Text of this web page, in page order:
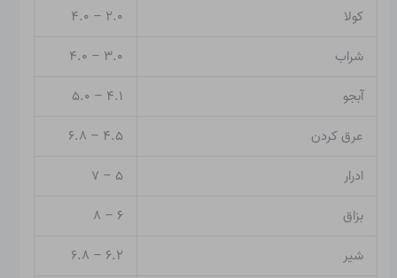
کولا
۲.۰ – ۴.۰
شراب
۳.۰ – ۴.۰
آبجو
۴.۱ – ۵.۰
عرق کردن
۴.۵ – ۶.۸
ادرار
۵ – ۷
بزاق
۶ – ۸
شیر
۶.۲ – ۶.۸